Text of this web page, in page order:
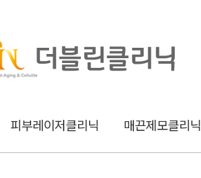
피부레이저클리닉 매끈제모클리닉